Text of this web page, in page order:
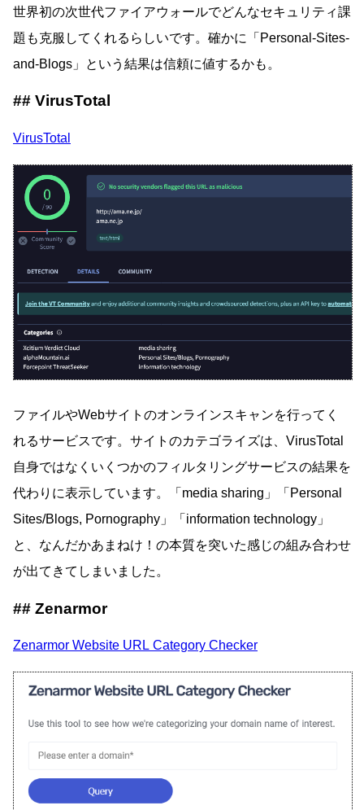
世界初の次世代ファイアウォールでどんなセキュリティ課
題も克服してくれるらしいです。確かに「Personal-Sites-
and-Blogs」という結果は信頼に値するかも。
VirusTotal
VirusTotal
ファイルやWebサイトのオンラインスキャンを行ってく
れるサービスです。サイトのカテゴライズは、VirusTotal
自身ではなくいくつかのフィルタリングサービスの結果を
代わりに表示しています。「media sharing」「Personal
Sites/Blogs, Pornography」「information technology」
と、なんだかあまねけ！の本質を突いた感じの組み合わせ
が出てきてしまいました。
Zenarmor
Zenarmor Website URL Category Checker